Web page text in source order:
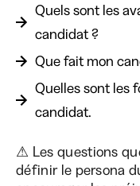
Quels sont les
candidat ?
Que fait mon
Quelles sont les
candidat.
⚠ Les questions
définir le persona